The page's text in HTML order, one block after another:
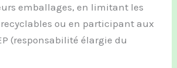
emballages, en limitant les
ou en participant aux
(responsabilité élargie du